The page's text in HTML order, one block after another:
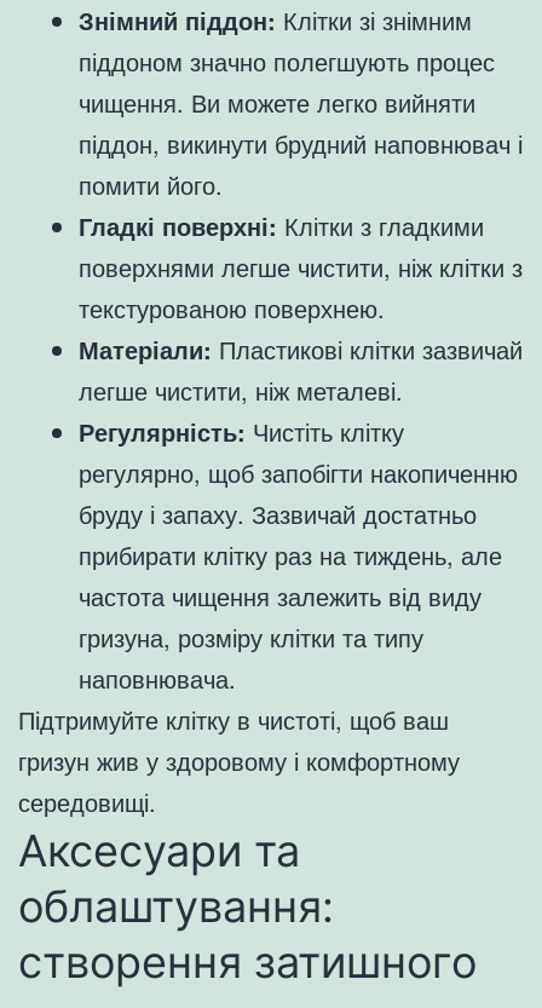
Знімний піддон: Клітки зі знімним
піддоном значно полегшують процес
чищення. Ви можете легко вийняти
піддон, викинути брудний наповнювач і
помити його.
Гладкі поверхні: Клітки з гладкими
поверхнями легше чистити, ніж клітки з
текстурованою поверхнею.
Матеріали: Пластикові клітки зазвичай
легше чистити, ніж металеві.
Регулярність: Чистіть клітку
регулярно, щоб запобігти накопиченню
бруду і запаху. Зазвичай достатньо
прибирати клітку раз на тиждень, але
частота чищення залежить від виду
гризуна, розміру клітки та типу
наповнювача.
Підтримуйте клітку в чистоті, щоб ваш
гризун жив у здоровому і комфортному
середовищі.
Аксесуари та
облаштування:
створення затишного